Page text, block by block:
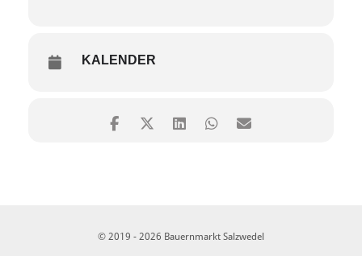
KALENDER
© 2019 - 2026 Bauernmarkt Salzwedel